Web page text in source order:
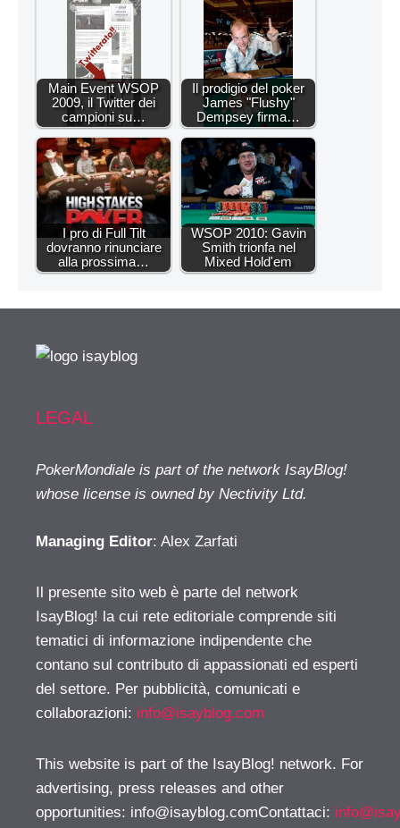
Main Event WSOP
2009, il Twitter dei
campioni su…
Il prodigio del poker
James "Flushy"
Dempsey firma…
I pro di Full Tilt
dovranno rinunciare
alla prossima…
WSOP 2010: Gavin
Smith trionfa nel
Mixed Hold'em
LEGAL
PokerMondiale is part of the network IsayBlog!
whose license is owned by Nectivity Ltd.
Managing Editor: Alex Zarfati
Il presente sito web è parte del network
IsayBlog! la cui rete editoriale comprende siti
tematici di informazione indipendente che
contano sul contributo di appassionati ed esperti
del settore. Per pubblicità, comunicati e
collaborazioni: info@isayblog.com
This website is part of the IsayBlog! network. For
advertising, press releases and other
opportunities: info@isayblog.comContattaci: